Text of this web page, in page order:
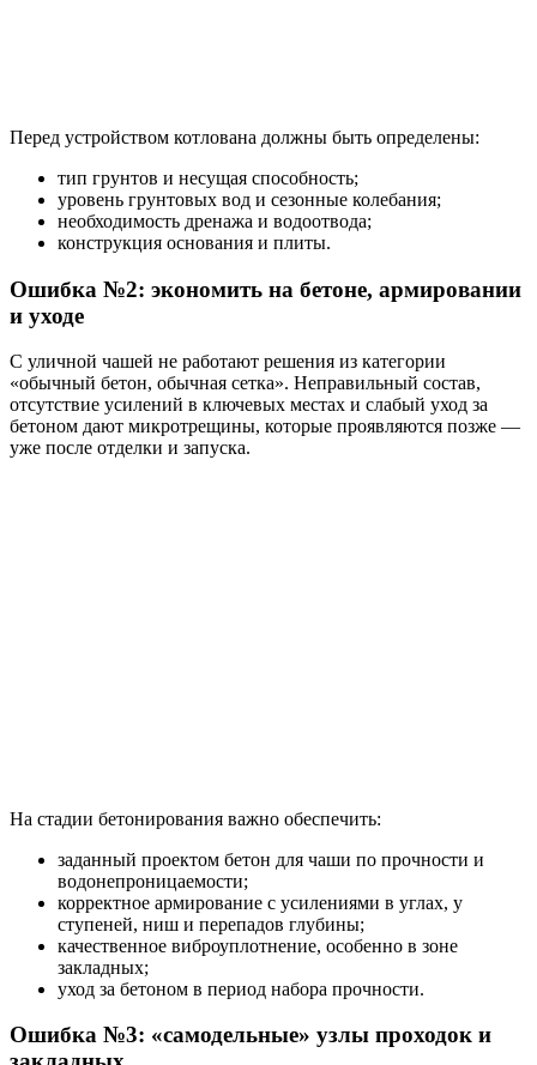
Перед устройством котлована должны быть определены:
тип грунтов и несущая способность;
уровень грунтовых вод и сезонные колебания;
необходимость дренажа и водоотвода;
конструкция основания и плиты.
Ошибка №2: экономить на бетоне, армировании
и уходе
С уличной чашей не работают решения из категории
«обычный бетон, обычная сетка». Неправильный состав,
отсутствие усилений в ключевых местах и слабый уход за
бетоном дают микротрещины, которые проявляются позже —
уже после отделки и запуска.
На стадии бетонирования важно обеспечить:
заданный проектом бетон для чаши по прочности и
водонепроницаемости;
корректное армирование с усилениями в углах, у
ступеней, ниш и перепадов глубины;
качественное виброуплотнение, особенно в зоне
закладных;
уход за бетоном в период набора прочности.
Ошибка №3: «самодельные» узлы проходок и